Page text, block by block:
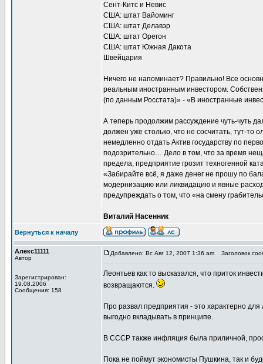
Сент-Китс и Невис
США: штат Вайоминг
США: штат Делавэр
США: штат Орегон
США: штат Южная Дакота
Швейцария
Ничего не напоминает? Правильно! Все
реальным иностранным инвестором.
(по данным Росстата)» - «В иностранные
А теперь продолжим рассуждение чуть-чуть
должен уже столько, что не сосчитать, тут-то
немедленно отдать Актив государству по
подозрительно… Дело в том, что за время
предела, предприятие грозит техногенной
«Забирайте всё, я даже денег не прошу по
модернизацию или ликвидацию и явные
предупреждать о том, что «на смену
Виталий Насенник
Вернуться к началу
Алекс11111
Автор
Зарегистрирован:
19.08.2006
Сообщения: 158
Добавлено: Вс Авг 12, 2007 1:36 am Заголовок
Леонтьев как то высказался, что приток
возвращаются.
Про развал предприятия - это характерно для
выгодно вкладывать в принципе.
В СССР также инфляция была приличной,
Пока не поймут экономисты Пушкина, так и